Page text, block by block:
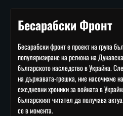
Бесарабски Фронт
Бесарабски фронт е проект на група
популяризиране на региона на
българското наследство в Украйна.
на държавата-грешка, ние насочихме
ежедневни хроники за войната в
българският читател да получава
се в момента.